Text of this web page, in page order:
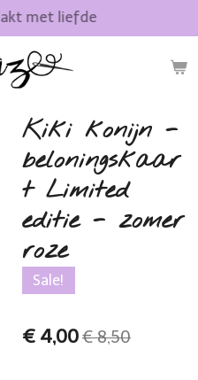
met liefde
Kiki konijn -
beloningskaar
t Limited
editie - zomer
roze
Sale!
€ 4,00€ 8,50